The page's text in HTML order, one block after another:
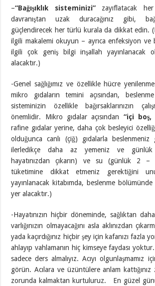
–“Bağışıklık sisteminizi” zayıflatacak
davranıştan uzak duracağınız gibi,
güçlendirecek her türlü kurala da dikkat edin.
ilgili makalemi okuyun – ayrıca enfeksiyon ve
ilgili çok geniş bilgi inşallah yayınlanacak
alacaktır.)
-Genel sağlığımız ve özellikle hücre
mikro gıdaların temini açısından,
sisteminizin özellikle bağırsaklarınızın
önemlidir. Mikro gıdalar açısından “içi boş,
rafine gıdalar yerine, daha çok besleyici
olduğunca canlı (çiğ) gıdalarla beslenmeniz
ilerledikçe daha az yemeniz ve
hayatınızdan çıkarın) ve su (günlük 2
tüketimine dikkat etmeniz gerektiğini
yayınlanacak kitabımda, beslenme
yer alacaktır.)
-Hayatınızın hiçbir döneminde, sağlıktan
varlığınızın olmayacağını asla aklınızdan
yada kaçırdığınız hiçbir şey için kafanızı fazla
ahlayıp vahlamanın hiç kimseye faydası yoktur.
sadece ders almalıyız. Acıyı olgunlaşmamız
görün. Acılara ve üzüntülere anlam kattığınız
zorunda kalmaktan kurtuluruz. En güzel